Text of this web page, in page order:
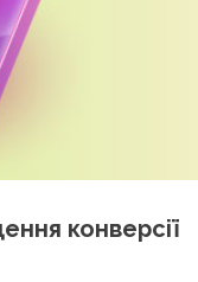
конверсії